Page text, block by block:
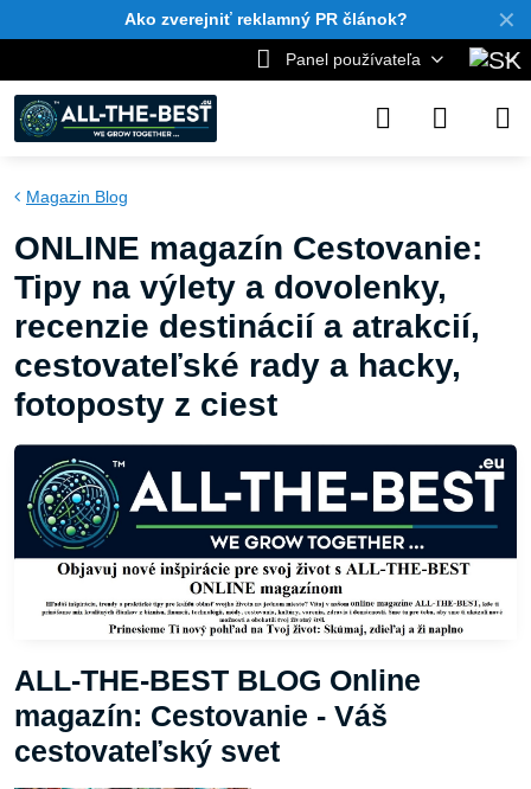
✕
Ako zverejniť reklamný PR článok?
Panel používateľa
Magazin Blog
ONLINE magazín Cestovanie:
Tipy na výlety a dovolenky,
recenzie destinácií a atrakcií,
cestovateľské rady a hacky,
fotoposty z ciest
ALL-THE-BEST BLOG Online
magazín: Cestovanie - Váš
cestovateľský svet